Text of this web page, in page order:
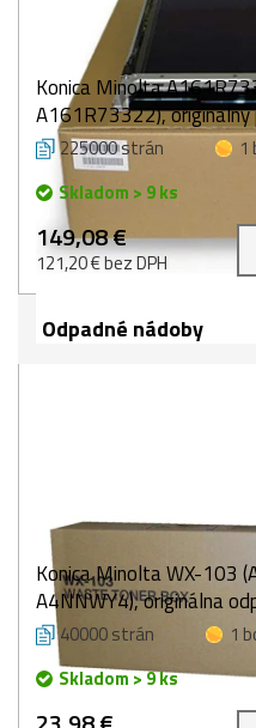
Konica Minolta
A161R73322), originálny
225000 strán
1
Skladom > 9 ks
149,08 €
121,20 € bez DPH
Odpadné nádoby
Konica Minolta WX-103
A4NNWY4), originálna
40000 strán
1
Skladom > 9 ks